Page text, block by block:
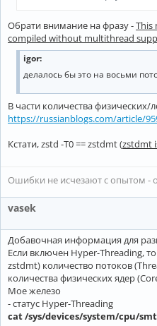
Обрати внимание на фразу -This
compiled without multithread
igor:
делалось бы это на восьми
В части количества
https://russianblogs.com/article/
Кстати, zstd -T0 == zstdmt (zstdmt
Ошибки не исчезают с опытом -
vasek
Добавочная информация для
Если включен Hyper-Threading,
zstdmt) количество потоков
количества физических ядер
Мое железо
- статус Hyper-Threading
cat /sys/devices/system/cpu/